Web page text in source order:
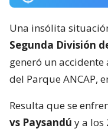
Una insólita
Segunda División
generó un
del Parque ANCAP,
Resulta que se
vs Paysandú y a los